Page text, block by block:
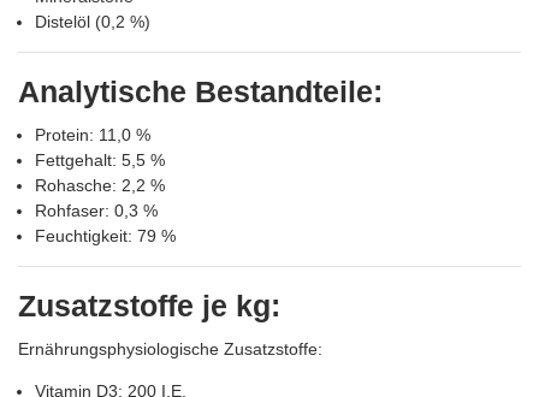
Distelöl (0,2 %)
Analytische Bestandteile:
Protein: 11,0 %
Fettgehalt: 5,5 %
Rohasche: 2,2 %
Rohfaser: 0,3 %
Feuchtigkeit: 79 %
Zusatzstoffe je kg:
Ernährungsphysiologische Zusatzstoffe:
Vitamin D3: 200 I.E.